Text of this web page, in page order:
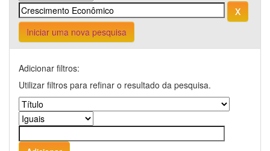
Iniciar uma nova pesquisa
Adicionar filtros:
Utilizar filtros para refinar o resultado da pesquisa.